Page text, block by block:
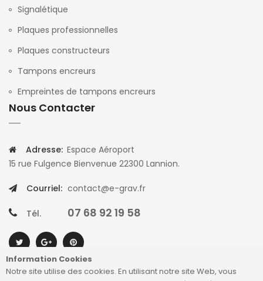
Signalétique
Plaques professionnelles
Plaques constructeurs
Tampons encreurs
Empreintes de tampons encreurs
Nous Contacter
Adresse: Espace Aéroport
15 rue Fulgence Bienvenue 22300 Lannion.
Courriel: contact@e-grav.fr
Tél. 07 68 92 19 58
Information Cookies
Notre site utilise des cookies. En utilisant notre site Web, vous